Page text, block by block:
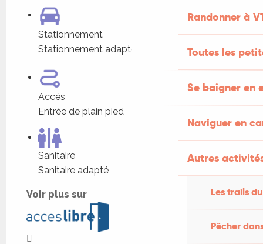
Randonner à
Toutes les
Se baigner en
Naviguer en
Autres
Les trails
Pêcher
Stationnement
Stationnement adapté dans l'établissement
Accès
Entrée de plain pied
Sanitaire
Sanitaire adapté
Voir plus sur